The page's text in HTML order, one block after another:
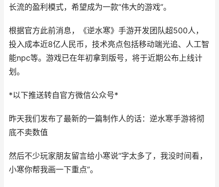
长流的盈利模式，希望成为一款“伟大的游戏”。
根据官方此前消息，《逆水寒》手游开发团队超500人，
投入成本近8亿人民币，技术亮点包括移动端光追、人工智
能npc等。游戏已在年初拿到版号，将于近期公布上线计
划。
*以下推送转自官方微信公众号*
昨天我们发布了最新的一篇制作人的话：逆水寒手游将彻
底不卖数值
然后不少玩家朋友留言给小寒说“字太多了，我没时间看，
小寒你帮我画一下重点”。